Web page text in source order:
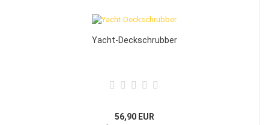
Yacht-Deckschrubber
56,90 EUR